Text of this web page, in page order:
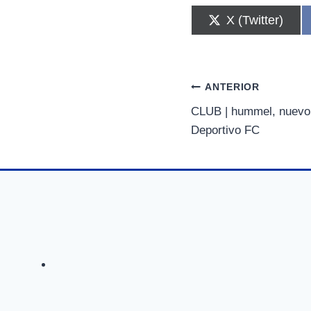
C
o
r
t
i
r
e
X (Twitter)
Navegación
de
ANTERIOR
CLUB | hummel,
Deportivo FC